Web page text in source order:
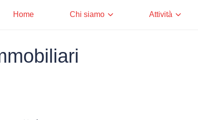
Home Chi siamo Attività